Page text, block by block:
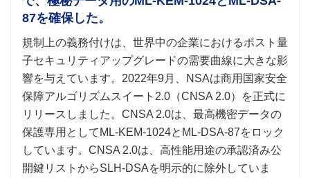
87を確保した。
規制上の義務付けは、世界中の企業におけるポスト量
子セキュリティアップグレードの需要曲線に大きな影
響を与えています。2022年9月、NSAは商用国家安全
保障アルゴリズムスイート2.0（CNSA 2.0）を正式に
リリースしました。CNSA 2.0は、最高機密データの
保護専用としてML-KEM-1024とML-DSA-87をロック
しています。CNSA 2.0は、高性能用途の承認済み公
開鍵リストからSLH-DSAを明示的に除外していま